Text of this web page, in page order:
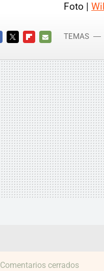
Foto |
MAIL
TEMAS
Comentarios cerrados